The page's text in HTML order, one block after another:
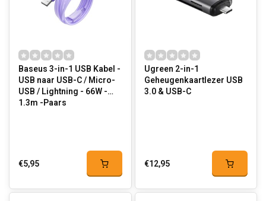
Baseus 3-in-1 USB Kabel -
USB naar USB-C / Micro-
USB / Lightning - 66W -
1.3m -Paars
€5,95
Ugreen 2-in-1
Geheugenkaartlezer USB
3.0 & USB-C
€12,95